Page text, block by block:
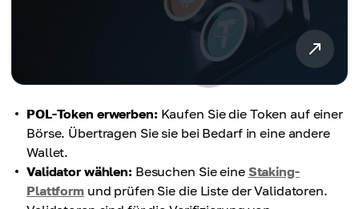
POL-Token erwerben: Kaufen Sie die Token auf einer
Börse. Übertragen Sie sie bei Bedarf in eine andere
Wallet.
Validator wählen: Besuchen Sie eine Staking-
Plattformund prüfen Sie die Liste der Validatoren.